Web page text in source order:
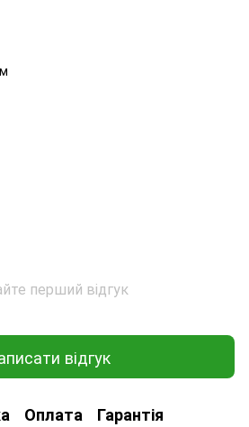
перший відгук
відгук
Оплата Гарантія